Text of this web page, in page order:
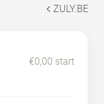
ZULY.BE
€0,00 start